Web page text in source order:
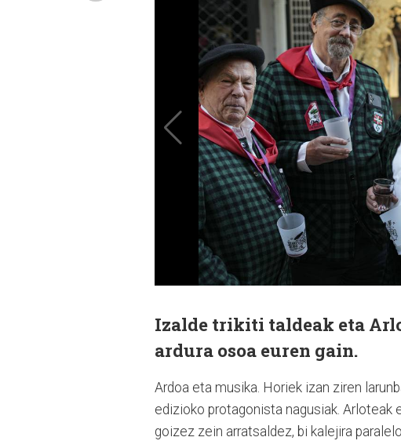
Izalde trikiti taldeak eta
ardura osoa euren gain.
Ardoa eta musika. Horiek izan ziren
edizioko protagonista nagusiak.
goizez zein arratsaldez, bi kalejira